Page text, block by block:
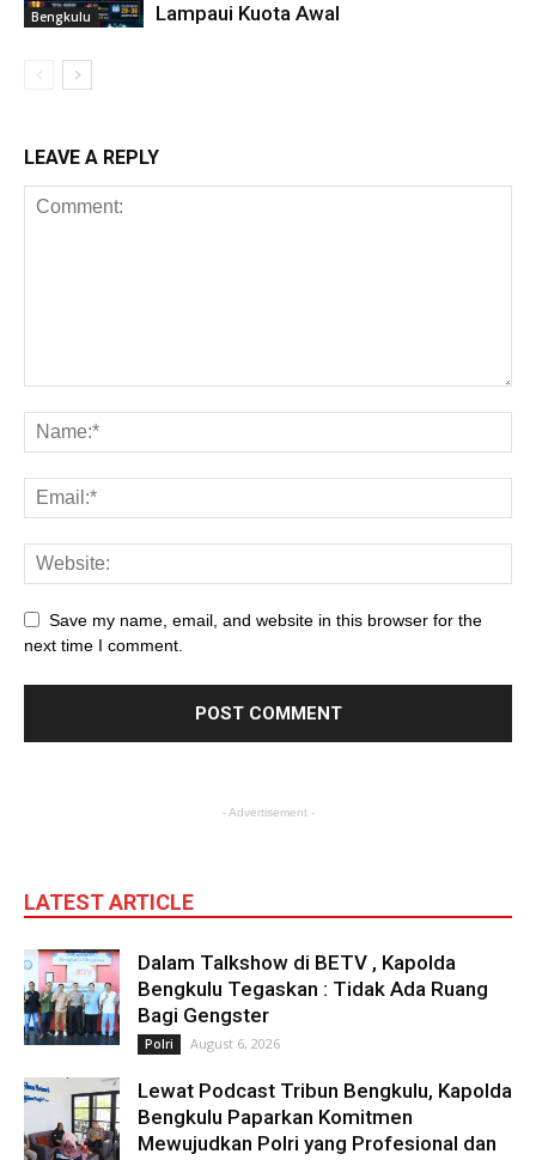
Bengkulu
Lampaui Kuota Awal
LEAVE A REPLY
Save my name, email, and website in this browser for the
next time I comment.
- Advertisement -
LATEST ARTICLE
Dalam Talkshow di BETV , Kapolda
Bengkulu Tegaskan : Tidak Ada Ruang
Bagi Gengster
Polri August 6, 2026
Lewat Podcast Tribun Bengkulu, Kapolda
Bengkulu Paparkan Komitmen
Mewujudkan Polri yang Profesional dan